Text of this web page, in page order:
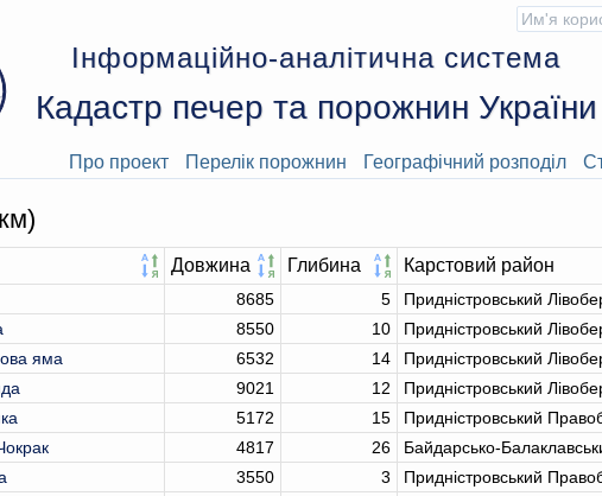
Інформаційно-аналітична система
Кадастр печер та порожнин України
Про проект Перелік порожнин Географічний розподіл
Довжина Глибина Карстовий район
8685 5
Придністровський
8550 10
Придністровський
яма 6532 14
Придністровський
9021 12
Придністровський
5172 15
Придністровський
4817 26
Байдарсько-
3550 3
Придністровський